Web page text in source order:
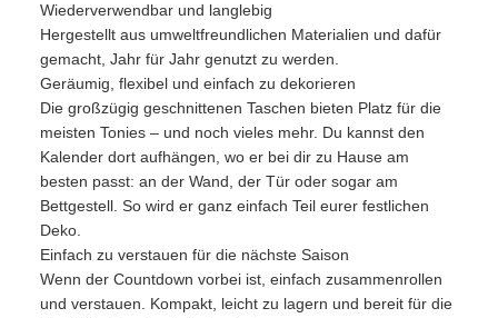
Wiederverwendbar und langlebig
Hergestellt aus umweltfreundlichen Materialien und dafür
gemacht, Jahr für Jahr genutzt zu werden.
Geräumig, flexibel und einfach zu dekorieren
Die großzügig geschnittenen Taschen bieten Platz für die
meisten Tonies – und noch vieles mehr. Du kannst den
Kalender dort aufhängen, wo er bei dir zu Hause am
besten passt: an der Wand, der Tür oder sogar am
Bettgestell. So wird er ganz einfach Teil eurer festlichen
Deko.
Einfach zu verstauen für die nächste Saison
Wenn der Countdown vorbei ist, einfach zusammenrollen
und verstauen. Kompakt, leicht zu lagern und bereit für die